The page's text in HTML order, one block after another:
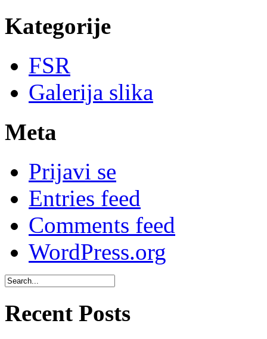
Kategorije
FSR
Galerija slika
Meta
Prijavi se
Entries feed
Comments feed
WordPress.org
Recent Posts